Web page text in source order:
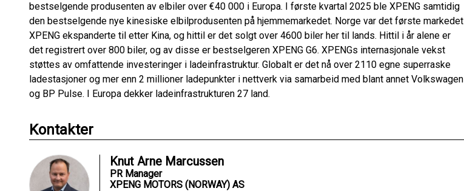
bestselgende produsenten av elbiler over €40 000 i Europa. I første kvartal 2025 ble XPENG samtidig
den bestselgende nye kinesiske elbilprodusenten på hjemmemarkedet. Norge var det første markedet
XPENG ekspanderte til etter Kina, og hittil er det solgt over 4600 biler her til lands. Hittil i år alene er
det registrert over 800 biler, og av disse er bestselgeren XPENG G6. XPENGs internasjonale vekst
støttes av omfattende investeringer i ladeinfrastruktur. Globalt er det nå over 2110 egne superraske
ladestasjoner og mer enn 2 millioner ladepunkter i nettverk via samarbeid med blant annet Volkswagen
og BP Pulse. I Europa dekker ladeinfrastrukturen 27 land.
Kontakter
Knut Arne Marcussen
PR Manager
XPENG MOTORS (NORWAY) AS